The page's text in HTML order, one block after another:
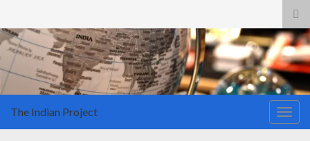
The Indian Project